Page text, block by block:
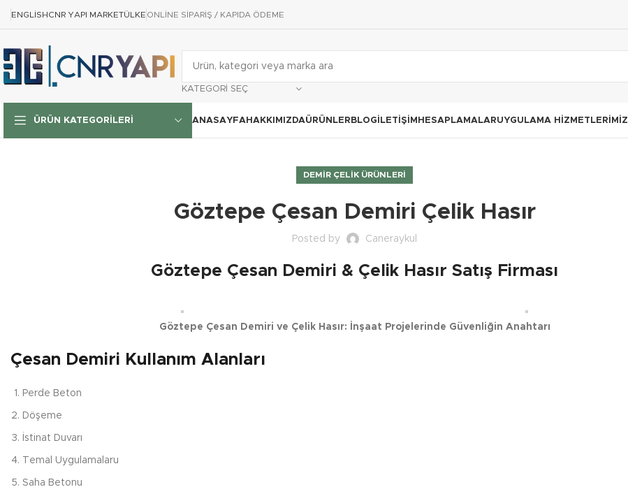
ENGLISHCNR YAPI MARKETÜLKE ONLİNE SİPARİŞ / KAPIDA ÖDEME
KATEGORI SEÇ
ÜRÜN KATEGORILERI ANASAYFA HAKKIMIZDAÜRÜNLER BLOG İLETIŞIM HESAPLAMALARUYGULAMA HIZMETLERIMIZ
DEMIR ÇELIK ÜRÜNLERI
Göztepe Çesan Demiri Çelik Hasır
Posted by Caneraykul
Göztepe Çesan Demiri & Çelik Hasır Satış Firması
Göztepe Çesan Demiri ve Çelik Hasır: İnşaat Projelerinde Güvenliğin Anahtarı
Çesan Demiri Kullanım Alanları
Perde Beton
Döşeme
İstinat Duvarı
Temal Uygulamalaru
Saha Betonu